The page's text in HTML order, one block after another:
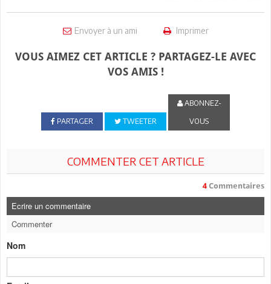
Envoyer à un ami Imprimer
VOUS AIMEZ CET ARTICLE ? PARTAGEZ-LE AVEC
VOS AMIS !
PARTAGER TWEETER
ABONNEZ-
VOUS
COMMENTER CET ARTICLE
4 Commentaires
Ecrire un commentaire
Commenter
Nom